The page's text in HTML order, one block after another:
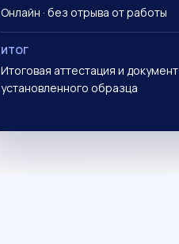
Онлайн · без отрыва от работы
ИТОГ
Итоговая аттестация и документ
установленного образца